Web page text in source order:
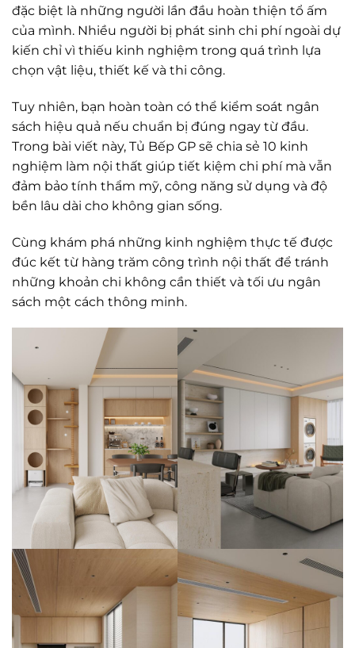
đặc biệt là những người lần đầu hoàn thiện tổ ấm
của mình. Nhiều người bị phát sinh chi phí ngoài dự
kiến chỉ vì thiếu kinh nghiệm trong quá trình lựa
chọn vật liệu, thiết kế và thi công.
Tuy nhiên, bạn hoàn toàn có thể kiểm soát ngân
sách hiệu quả nếu chuẩn bị đúng ngay từ đầu.
Trong bài viết này, Tủ Bếp GP sẽ chia sẻ 10 kinh
nghiệm làm nội thất giúp tiết kiệm chi phí mà vẫn
đảm bảo tính thẩm mỹ, công năng sử dụng và độ
bền lâu dài cho không gian sống.
Cùng khám phá những kinh nghiệm thực tế được
đúc kết từ hàng trăm công trình nội thất để tránh
những khoản chi không cần thiết và tối ưu ngân
sách một cách thông minh.